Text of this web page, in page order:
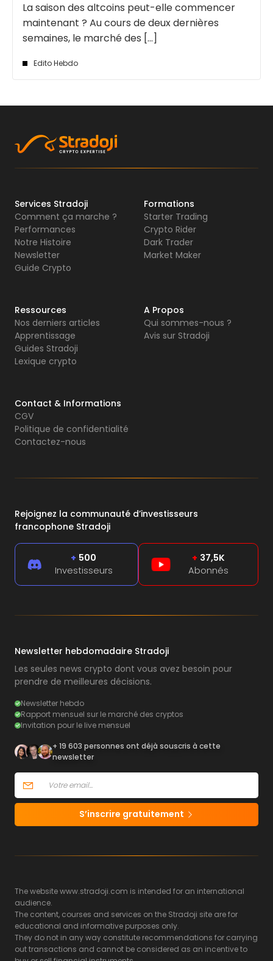
La saison des altcoins peut-elle commencer
maintenant ? Au cours de deux dernières
semaines, le marché des [...]
Edito Hebdo
Services Stradoji
Comment ça marche ?
Performances
Notre Histoire
Newsletter
Guide Crypto
Formations
Starter Trading
Crypto Rider
Dark Trader
Market Maker
Ressources
Nos derniers articles
Apprentissage
Guides Stradoji
Lexique crypto
A Propos
Qui sommes-nous ?
Avis sur Stradoji
Contact & Informations
CGV
Politique de confidentialité
Contactez-nous
Rejoignez la communauté d’investisseurs
francophone Stradoji
+ 500
Investisseurs
+ 37,5K
Abonnés
Newsletter hebdomadaire Stradoji
Les seules news crypto dont vous avez besoin pour
prendre de meilleures décisions.
Newsletter hebdo
Rapport mensuel sur le marché des cryptos
Invitation pour le live mensuel
+ 19 603 personnes ont déjà souscris à cette
newsletter
S’inscrire gratuitement
The website www.stradoji.com is intended for an international
audience.
The content, courses and services on the Stradoji site are for
educational and informative purposes only.
They do not in any way constitute recommendations for carrying
out transactions and cannot be considered as an incentive to